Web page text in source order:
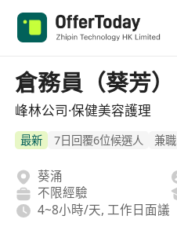
倉務員（葵芳）
峰林公司·保健美容護理
最新 7日回覆6位候選人 兼職
葵涌
不限經驗
4~8小時/天, 工作日面議